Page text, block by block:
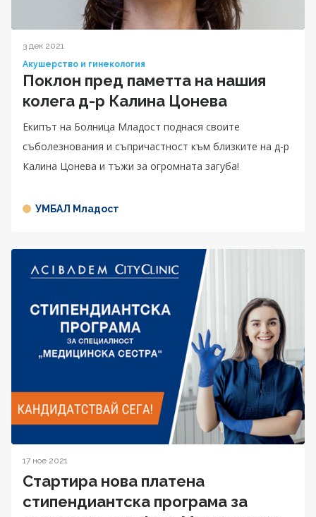
3 дек 2021
Акушерство и гинекология
Поклон пред паметта на нашия
колега д-р Калина Цонева
Екипът на Болница Младост поднася своите
съболезнования и съпричастност към близките на д-р
Калина Цонева и тъжи за огромната загуба!
УМБАЛ Младост
17 ное 2021
Стартира нова платена
стипендиантска програма за